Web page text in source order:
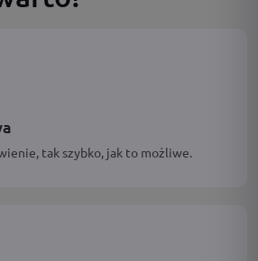
tak szybko, jak to możliwe.